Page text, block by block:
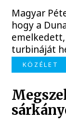
Magyar
hogy a
turbináját
KÖZÉLET